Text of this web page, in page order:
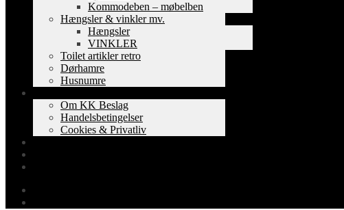
Kommodeben – møbelben
Hængsler & vinkler mv.
Hængsler
VINKLER
Toilet artikler retro
Dørhamre
Husnumre
Om KK Beslag
Handelsbetingelser
Cookies & Privatliv